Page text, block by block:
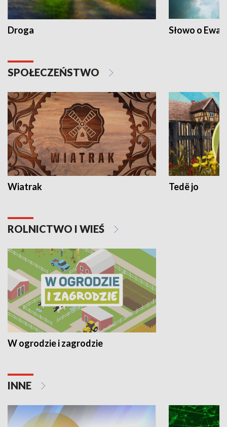
Droga Słowo o
SPOŁECZEŃSTWO
Wiatrak Tedë jo
ROLNICTWO I WIEŚ
W ogrodzie i zagrodzie
INNE